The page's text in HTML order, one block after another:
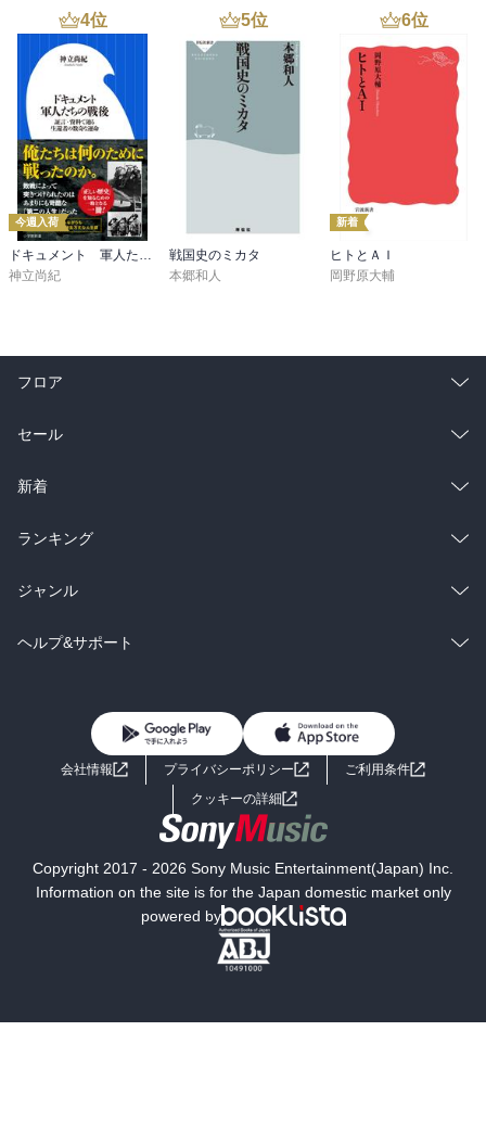
4位
今週入荷
神立尚紀
5位
戦国史のミカタ
本郷和人
6位
新着
ヒトとＡＩ
岡野原大輔
フロア
総合
ラノベ
雑誌・グラビア
BL・TL
セール
総合
ラノベ
雑誌・グラビア
BL・TL
新着
総合
ラノベ
雑誌・グラビア
ランキング
総合
ラノベ
ジャンル
コミック
ライトノベル 男子向けラノベ
小説
海外小説
ミステリー SF
文学
ヘルプ&サポート
よくあるご質問 お問い合わせ
会社情報 プライバシーポリシー
ご利用条件
クッキーの詳細
Copyright 2017 - 2026 Sony Music Entertainment(Japan) Inc.
Information on the site is for the Japan domestic market only
powered by